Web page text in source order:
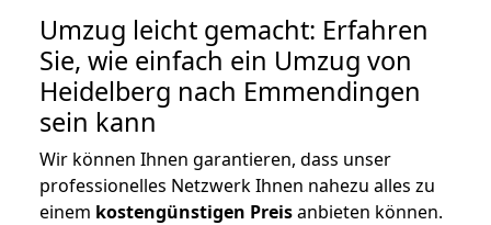
Umzug leicht gemacht: Erfahren
Sie, wie einfach ein Umzug von
Heidelberg nach Emmendingen
sein kann
Wir können Ihnen garantieren, dass unser
professionelles Netzwerk Ihnen nahezu alles zu
einem kostengünstigen Preisanbieten können.